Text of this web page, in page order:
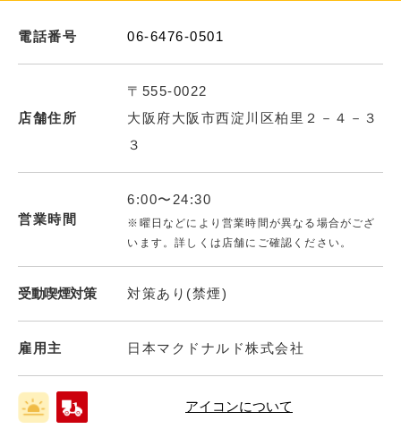
電話番号 06-6476-0501
店舗住所
〒555-0022
大阪府大阪市西淀川区柏里２－４－３
３
営業時間
6:00〜24:30
※曜日などにより営業時間が異なる場合がござ
います。詳しくは店舗にご確認ください。
受動喫煙対策 対策あり(禁煙)
雇用主 日本マクドナルド株式会社
アイコンについて